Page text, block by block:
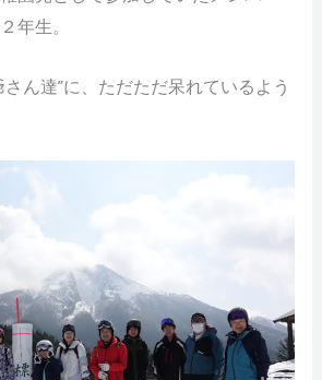
年生。
ん達”に、ただただ呆れているよう